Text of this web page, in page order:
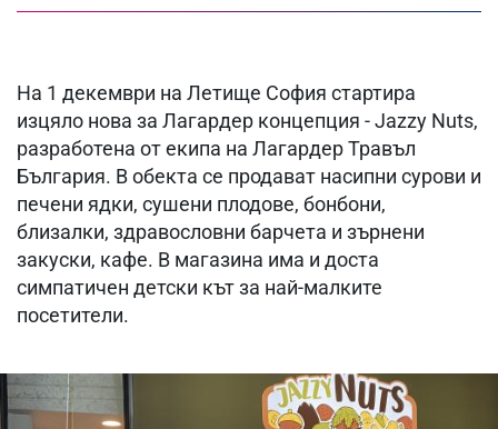
На 1 декември на Летище София стартира
изцяло нова за Лагардер концепция - Jazzy Nuts,
разработена от екипа на Лагардер Травъл
България. В обекта се продават насипни сурови и
печени ядки, сушени плодове, бонбони,
близалки, здравословни барчета и зърнени
закуски, кафе. В магазина има и доста
симпатичен детски кът за най-малките
посетители.